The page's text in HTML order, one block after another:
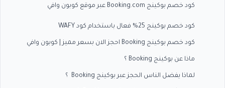
كود خصم بوكينج Booking.com عبر موقع كوبون وافي
كود خصم بوكينج 25% فعال باستخدام كود WAFY
كود خصم بوكينج Booking احجز الان بسعر مميز | كوبون وافي
ماذا عن بوكينج Booking ؟
لماذا يفضل الناس الحجز عبر بوكينج Booking ؟